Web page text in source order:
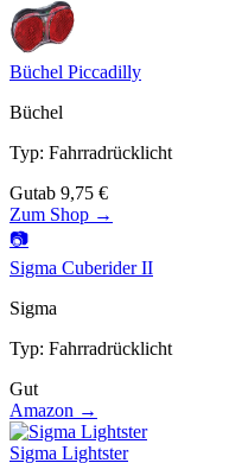
Büchel Piccadilly
Büchel
Typ: Fahrradrücklicht
Gutab 9,75 €
Zum Shop →
📷
Sigma Cuberider II
Sigma
Typ: Fahrradrücklicht
Gut
Amazon →
Sigma Lightster